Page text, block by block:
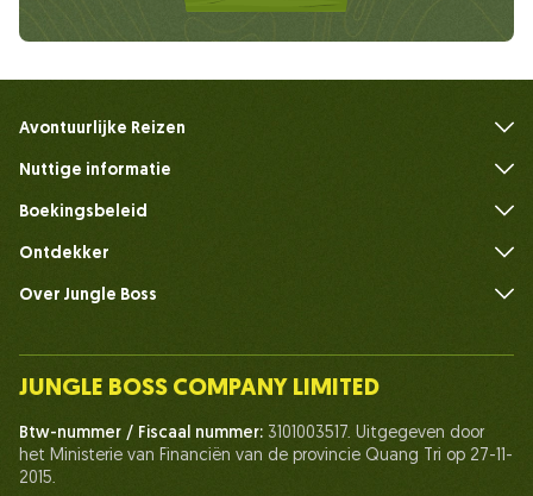
Avontuurlijke Reizen
Nuttige informatie
Boekingsbeleid
Ontdekker
Over Jungle Boss
Ons team
Leven bij Jungle Boss
Onze certificaten
JUNGLE BOSS COMPANY LIMITED
Btw-nummer / Fiscaal nummer: 3101003517. Uitgegeven door
het Ministerie van Financiën van de provincie Quang Tri op 27-11-
2015.